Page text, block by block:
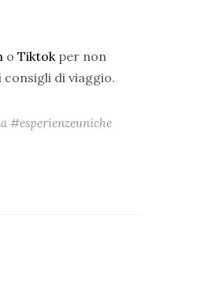
o Tiktokper non
di viaggio.
#esperienzeuniche